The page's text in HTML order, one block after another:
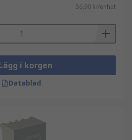
56,90 kr/enhet
i korgen
Datablad